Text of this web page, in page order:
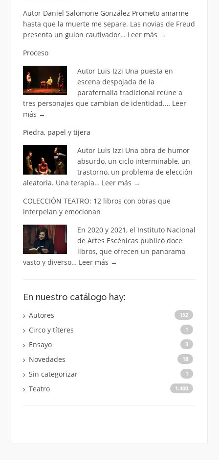
Autor Daniel Salomone González Prometo amarme
hasta que la muerte me separe. Las novias de Freud
presenta un guion cautivador… Leer más →
Proceso
Autor Luis Izzi Una puesta en
escena despojada de la
parafernalia tradicional reúne a
tres personajes que cambian de identidad.… Leer
más →
Piedra, papel y tijera
Autor Luis Izzi Una obra de humor
absurdo, un ciclo interminable, un
trastorno, un problema de elección
aleatoria. Una terapia… Leer más →
COLECCIÓN TEATRO: 12 libros con obras que
interpelan y emocionan
En 2020 y 2021, el Instituto Nacional
de Artes Escénicas publicó doce
libros, que ofrecen un panorama
vasto y diverso… Leer más →
En nuestro catálogo hay:
Autores 152
Circo y títeres 1
Ensayo 3
Novedades 18
Sin categorizar 1
Teatro 1.400